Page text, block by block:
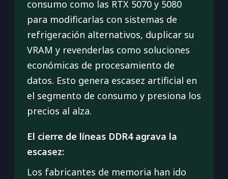
consumo como las RTX 5070 y 5080
para modificarlas con sistemas de
refrigeración alternativos, duplicar su
VRAM y revenderlas como soluciones
económicas de procesamiento de
datos. Esto genera escasez artificial en
el segmento de consumo y presiona los
precios al alza.
El cierre de líneas DDR4 agrava la
escasez:
Los fabricantes de memoria han ido